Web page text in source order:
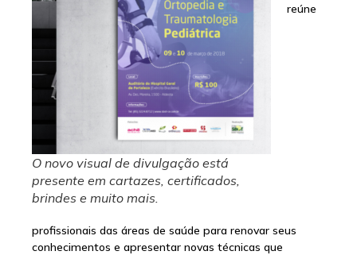
O novo visual de divulgação está
presente em cartazes, certificados,
brindes e muito mais.
reúne
profissionais das áreas de saúde para renovar seus
conhecimentos e apresentar novas técnicas que